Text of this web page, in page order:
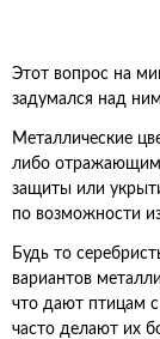
Этот вопрос на
задумался над
Металлические
либо
защиты или
по возможности
Будь то
вариантов
что дают птицам с
часто делают их